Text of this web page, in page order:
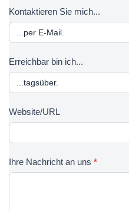
Kontaktieren Sie mich...
Erreichbar bin ich...
Website/URL
Ihre Nachricht an uns *